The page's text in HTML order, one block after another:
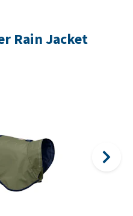
Rain Jacket